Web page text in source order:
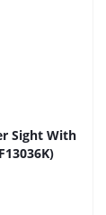
Sight With